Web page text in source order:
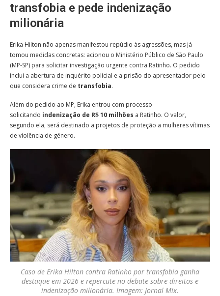
transfobia e pede indenização
milionária
Erika Hilton não apenas manifestou repúdio às agressões, mas já
tomou medidas concretas: acionou o Ministério Público de São Paulo
(MP-SP) para solicitar investigação urgente contra Ratinho. O pedido
inclui a abertura de inquérito policial e a prisão do apresentador pelo
que considera crime de transfobia.
Além do pedido ao MP, Erika entrou com processo
solicitando indenização de R$ 10 milhões a Ratinho. O valor,
segundo ela, será destinado a projetos de proteção a mulheres vítimas
de violência de gênero.
Caso de Erika Hilton contra Ratinho por transfobia ganha
destaque em 2026 e repercute no debate sobre direitos e
indenização milionária. Imagem: Jornal Mix.